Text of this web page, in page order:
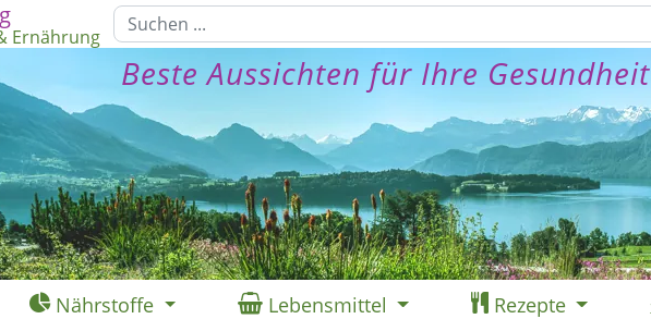
Ernährung
Beste Aussichten für Ihre Gesundheit
Nährstoffe Lebensmittel Rezepte